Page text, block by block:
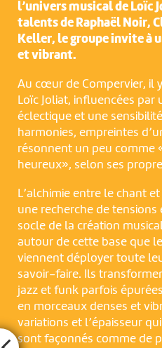
l’univers musical de Loïc
talents de Raphaël Noir,
Keller, le groupe invite à
et vibrant.
Au cœur de Compervier, il
Loïc Joliat, influencées par
éclectique et une
harmonies, empreintes
résonnent un peu comme
heureux», selon ses
L’alchimie entre le chant
une recherche de
socle de la création
autour de cette base que
viennent déployer toute
savoir-faire. Ils
jazz et funk parfois
en morceaux denses et
variations et l’épaisseur
sont façonnés comme de